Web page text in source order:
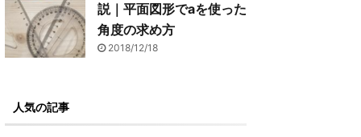
説｜平面図形でaを使った
角度の求め方
2018/12/18
人気の記事